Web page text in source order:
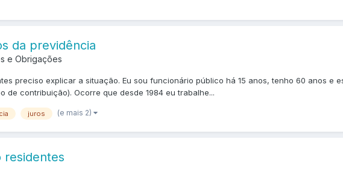
da previdência
e Obrigações
preciso explicar a situação. Eu sou funcionário público há 15 anos, tenho 60 anos e
contribuição). Ocorre que desde 1984 eu trabalhe...
juros (e mais 2)
residentes